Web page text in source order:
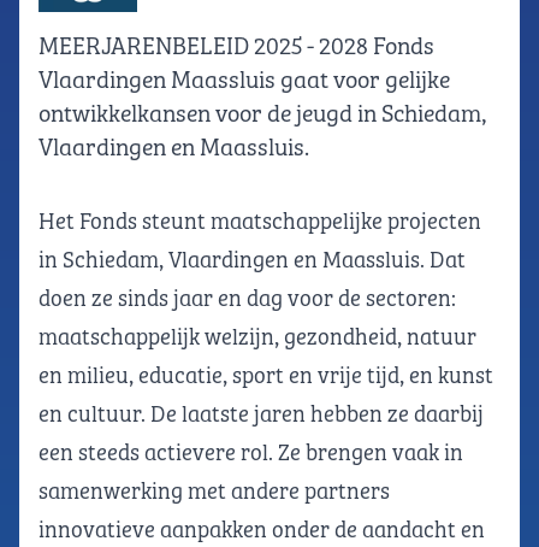
MEERJARENBELEID 2025 - 2028 Fonds
Vlaardingen Maassluis gaat voor gelijke
ontwikkelkansen voor de jeugd in Schiedam,
Vlaardingen en Maassluis.
Het Fonds steunt maatschappelijke projecten
in Schiedam, Vlaardingen en Maassluis. Dat
doen ze sinds jaar en dag voor de sectoren:
maatschappelijk welzijn, gezondheid, natuur
en milieu, educatie, sport en vrije tijd, en kunst
en cultuur. De laatste jaren hebben ze daarbij
een steeds actievere rol. Ze brengen vaak in
samenwerking met andere partners
innovatieve aanpakken onder de aandacht en